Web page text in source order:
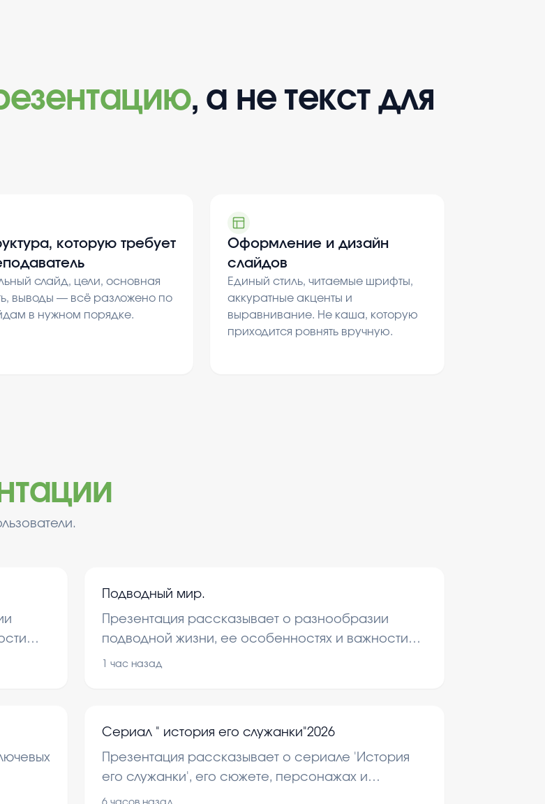
, а не текст для
которую требует
слайд, цели, основная
выводы — всё разложено по
в нужном порядке.
Оформление и дизайн
слайдов
Единый стиль, читаемые шрифты,
аккуратные акценты и
выравнивание. Не каша, которую
приходится ровнять вручную.
Подводный мир.
Презентация рассказывает о разнообразии
подводной жизни, ее особенностях и важности
для экосистемы планеты. Рассматриваются
1 час назад
Сериал " история его служанки"2026
Презентация рассказывает о сериале 'История
его служанки', его сюжете, персонажах и
значении. В ней представлены основные моменты